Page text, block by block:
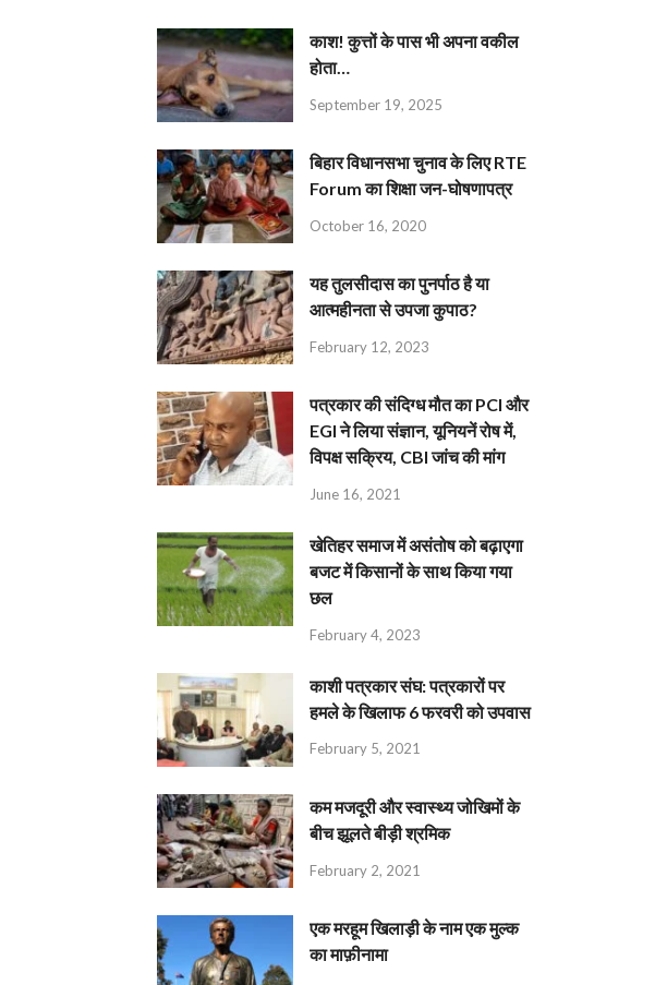
काश! कुत्तों के पास भी अपना वकील
होता…
September 19, 2025
बिहार विधानसभा चुनाव के लिए RTE
Forum का शिक्षा जन-घोषणापत्र
October 16, 2020
यह तुलसीदास का पुनर्पाठ है या
आत्महीनता से उपजा कुपाठ?
February 12, 2023
पत्रकार की संदिग्ध मौत का PCI और
EGI ने लिया संज्ञान, यूनियनें रोष में,
विपक्ष सक्रिय, CBI जांच की मांग
June 16, 2021
खेतिहर समाज में असंतोष को बढ़ाएगा
बजट में किसानों के साथ किया गया
छल
February 4, 2023
काशी पत्रकार संघ: पत्रकारों पर
हमले के खिलाफ 6 फरवरी को उपवास
February 5, 2021
कम मजदूरी और स्वास्थ्य जोखिमों के
बीच झूलते बीड़ी श्रमिक
February 2, 2021
एक मरहूम खिलाड़ी के नाम एक मुल्क
का माफ़ीनामा